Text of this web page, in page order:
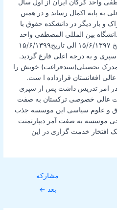
واحد گرگان ایران از اول سال
به درجه اعلی به پایه اکمال رساند و در همین
و بار دیگر در دانشکده حقوق با
بین المللی المصطفی واحد
گرگان ایران موفق شد. او از تاریخ ۱۵/۶/۱۳۹۷ الی تاریخ۱۵/۶/۱۳۹۹
و به درجه اعلی فارغ گردید.
تحصیلی(سندفراغت) خویش را
افغانستان قرارداده ا ست.
امر تدریس داشت پس از سپری
عالی خصوصی ترکستان به صفت
و علوم سیاسی این موسسه جذب
موسسه به صفت آمر دیپارتمنت
افتخار خدمت گزاری در این
مشارکه
بعد ←